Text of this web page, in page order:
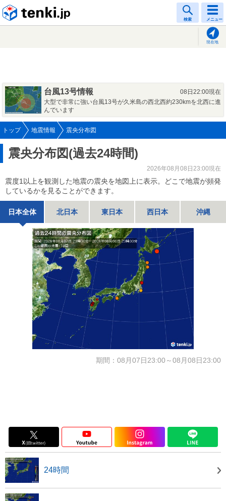
検索 メニュー
現在地
台風13号情報
08日22:00現在
大型で非常に強い台風13号が久米島の西北西約230kmを北西に進
んでいます
トップ 地震情報 震央分布図
震央分布図(過去24時間)
2026年08月08日23:00現在
震度1以上を観測した地震の震央を地図上に表示。どこで地震が頻発
しているかを見ることができます。
日本全体 北日本 東日本 西日本 沖縄
期間：08月07日23:00～08月08日23:00
24時間